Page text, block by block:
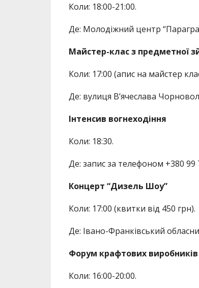
Коли: 18:00-21:00.
Де: Молодіжний центр
Майстер-клас з предметної
Коли: 17:00 (апис на майстер
Де: вулиця В’ячеслава
Інтенсив вогнеходіння
Коли: 18:30.
Де: запис за телефоном +380 99
Концерт “Дизель Шоу”
Коли: 17:00 (квитки від 450 грн).
Де: Івано-Франківський
Форум крафтових виробників
Коли: 16:00-20:00.